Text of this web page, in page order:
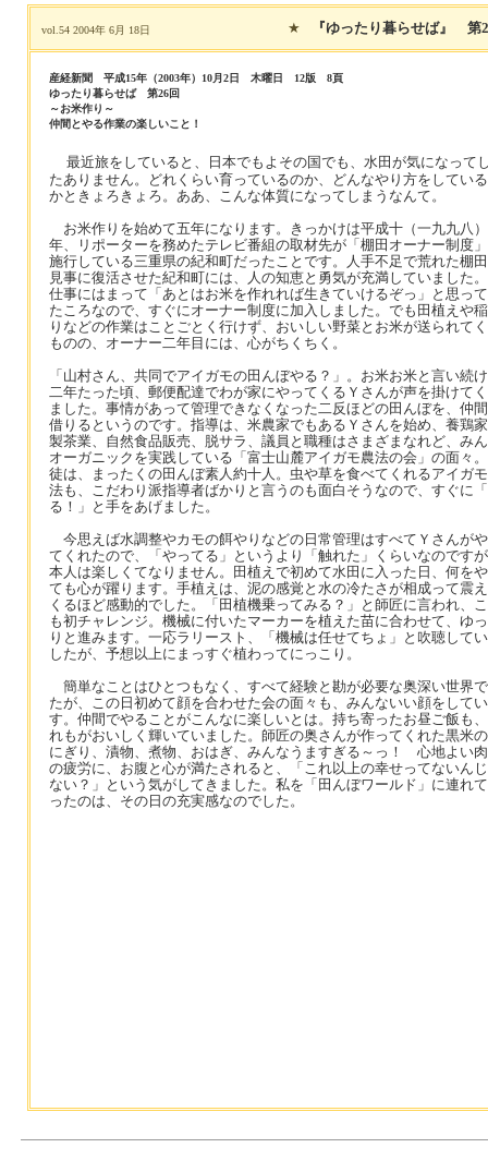
vol.54 2004年 6月 18日 ★ 『ゆったり暮らせば』 第
産経新聞 平成15年（2003年）10月2日 木曜日 12版 8頁
ゆったり暮らせば 第26回
～お米作り～
仲間とやる作業の楽しいこと！
最近旅をしていると、日本でもよその国でも、水田が気になって
たありません。どれくらい育っているのか、どんなやり方をしてい
かときょろきょろ。ああ、こんな体質になってしまうなんて。
お米作りを始めて五年になります。きっかけは平成十（一九九八）
年、リポーターを務めたテレビ番組の取材先が「棚田オーナー制度
施行している三重県の紀和町だったことです。人手不足で荒れた棚
見事に復活させた紀和町には、人の知恵と勇気が充満していました
仕事にはまって「あとはお米を作れれば生きていけるぞっ」と思っ
たころなので、すぐにオーナー制度に加入しました。でも田植えや
りなどの作業はことごとく行けず、おいしい野菜とお米が送られて
ものの、オーナー二年目には、心がちくちく。
「山村さん、共同でアイガモの田んぼやる？」。お米お米と言い続
二年たった頃、郵便配達でわが家にやってくるＹさんが声を掛けて
ました。事情があって管理できなくなった二反ほどの田んぼを、仲
借りるというのです。指導は、米農家でもあるＹさんを始め、養鶏
製茶業、自然食品販売、脱サラ、議員と職種はさまざまなれど、み
オーガニックを実践している「富士山麓アイガモ農法の会」の面々
徒は、まったくの田んぼ素人約十人。虫や草を食べてくれるアイガ
法も、こだわり派指導者ばかりと言うのも面白そうなので、すぐに
る！」と手をあげました。
今思えば水調整やカモの餌やりなどの日常管理はすべてＹさんが
てくれたので、「やってる」というより「触れた」くらいなのです
本人は楽しくてなりません。田植えで初めて水田に入った日、何を
ても心が躍ります。手植えは、泥の感覚と水の冷たさが相成って震
くるほど感動的でした。「田植機乗ってみる？」と師匠に言われ、
も初チャレンジ。機械に付いたマーカーを植えた苗に合わせて、ゆ
りと進みます。一応ラリースト、「機械は任せてちょ」と吹聴して
したが、予想以上にまっすぐ植わってにっこり。
簡単なことはひとつもなく、すべて経験と勘が必要な奥深い世界
たが、この日初めて顔を合わせた会の面々も、みんないい顔をして
す。仲間でやることがこんなに楽しいとは。持ち寄ったお昼ご飯も
れもがおいしく輝いていました。師匠の奥さんが作ってくれた黒米
にぎり、漬物、煮物、おはぎ、みんなうますぎる～っ！ 心地よい
の疲労に、お腹と心が満たされると、「これ以上の幸せってないん
ない？」という気がしてきました。私を「田んぼワールド」に連れ
ったのは、その日の充実感なのでした。